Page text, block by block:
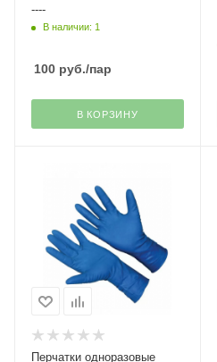
----
В наличии: 1
100 руб./пар
В КОРЗИНУ
Перчатки одноразовые